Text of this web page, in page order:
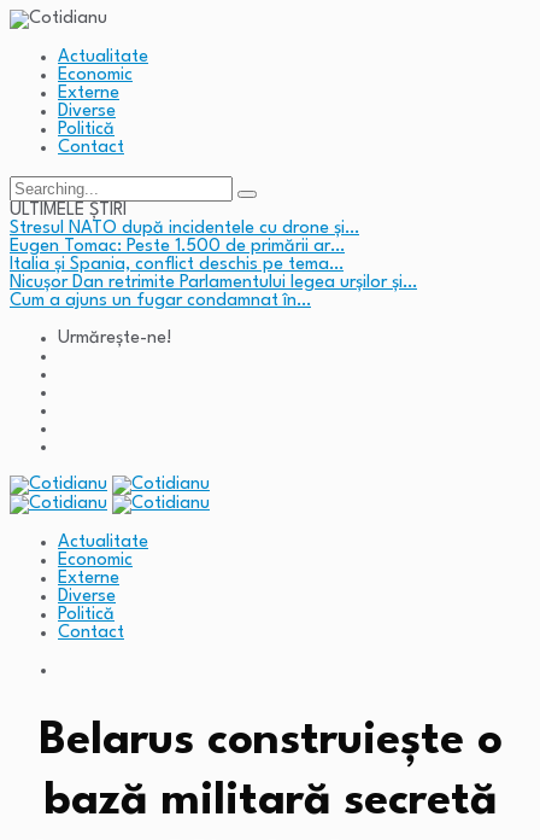
Actualitate
Economic
Externe
Diverse
Politică
Contact
Search
for:
ULTIMELE ȘTIRI
Stresul NATO după incidentele cu drone și…
Eugen Tomac: Peste 1.500 de primării ar…
Italia și Spania, conflict deschis pe tema…
Nicușor Dan retrimite Parlamentului legea urșilor și…
Cum a ajuns un fugar condamnat în…
Urmărește-ne!
Actualitate
Economic
Externe
Diverse
Politică
Contact
Belarus construiește o
bază militară secretă